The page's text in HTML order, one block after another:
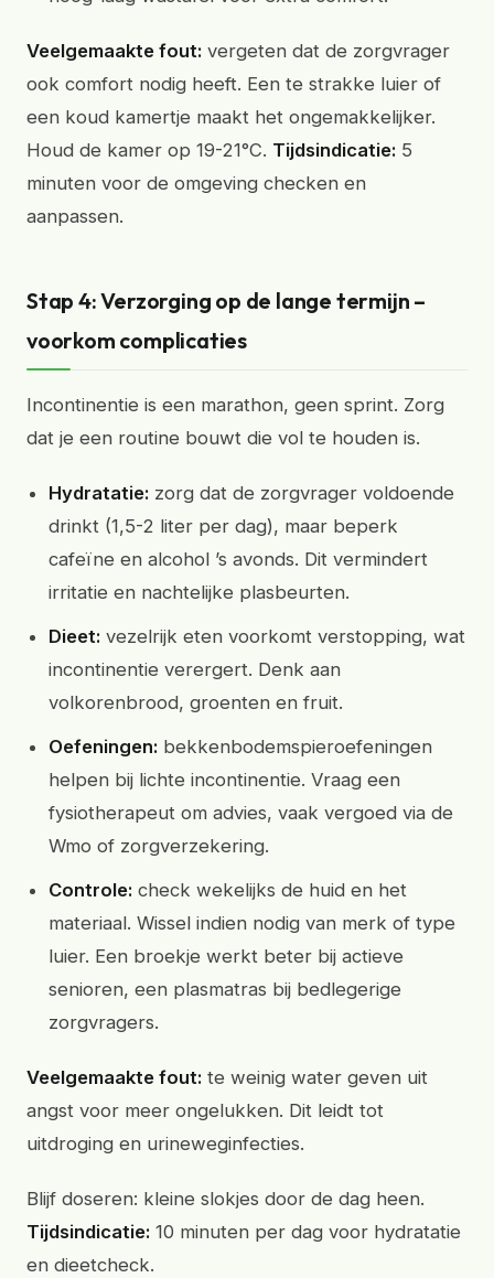
Veelgemaakte fout: vergeten dat de zorgvrager
ook comfort nodig heeft. Een te strakke luier of
een koud kamertje maakt het ongemakkelijker.
Houd de kamer op 19-21°C. Tijdsindicatie: 5
minuten voor de omgeving checken en
aanpassen.
Stap 4: Verzorging op de lange termijn –
voorkom complicaties
Incontinentie is een marathon, geen sprint. Zorg
dat je een routine bouwt die vol te houden is.
Hydratatie: zorg dat de zorgvrager voldoende
drinkt (1,5-2 liter per dag), maar beperk
cafeïne en alcohol ’s avonds. Dit vermindert
irritatie en nachtelijke plasbeurten.
Dieet: vezelrijk eten voorkomt verstopping, wat
incontinentie verergert. Denk aan
volkorenbrood, groenten en fruit.
Oefeningen: bekkenbodemspieroefeningen
helpen bij lichte incontinentie. Vraag een
fysiotherapeut om advies, vaak vergoed via de
Wmo of zorgverzekering.
Controle: check wekelijks de huid en het
materiaal. Wissel indien nodig van merk of type
luier. Een broekje werkt beter bij actieve
senioren, een plasmatras bij bedlegerige
zorgvragers.
Veelgemaakte fout: te weinig water geven uit
angst voor meer ongelukken. Dit leidt tot
uitdroging en urineweginfecties.
Blijf doseren: kleine slokjes door de dag heen.
Tijdsindicatie: 10 minuten per dag voor hydratatie
en dieetcheck.